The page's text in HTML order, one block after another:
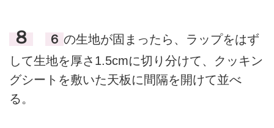
８ ６ の生地が固まったら、ラップをはず
して生地を厚さ1.5cmに切り分けて、クッキン
グシートを敷いた天板に間隔を開けて並べ
る。